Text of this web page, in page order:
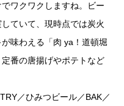
ワクワクしますね。ビー
ていて、現時点では炭火
味わえる「肉 ya！道頓堀
番の唐揚げやポテトなど
／ひみつビール／BAK／